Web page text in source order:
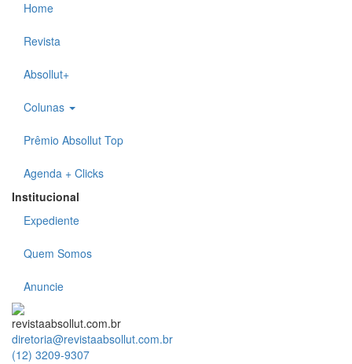
Home
Revista
Absollut+
Colunas
Prêmio Absollut Top
Agenda + Clicks
Institucional
Expediente
Quem Somos
Anuncie
revistaabsollut.com.br
diretoria@revistaabsollut.com.br
(12) 3209-9307